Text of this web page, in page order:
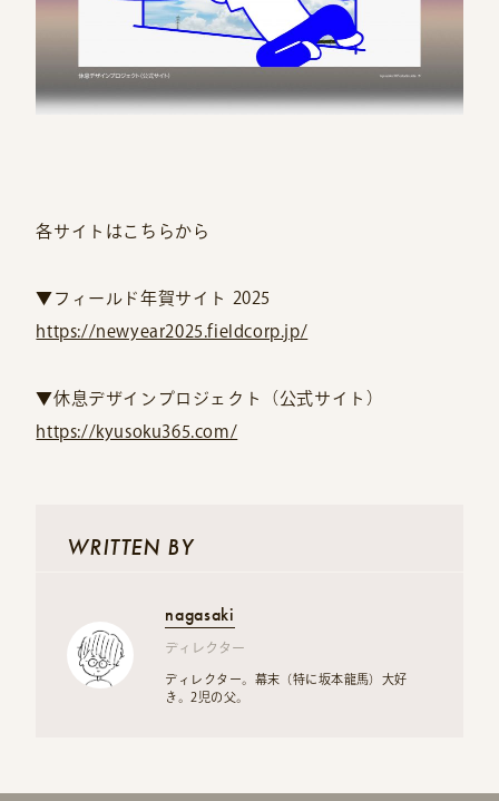
各サイトはこちらから
▼フィールド年賀サイト 2025
https://newyear2025.fieldcorp.jp/
▼休息デザインプロジェクト（公式サイト）
https://kyusoku365.com/
WRITTEN BY
nagasaki
ディレクター
ディレクター。幕末（特に坂本龍馬）大好
き。2児の父。